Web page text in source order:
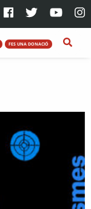
FES UNA DONACIÓ